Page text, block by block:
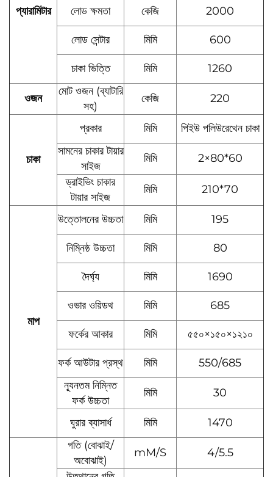
প্যারামিটার লোড ক্ষমতা কেজি 2000
লোড সেন্টার মিমি 600
চাকা ভিত্তি মিমি 1260
ওজন
মোট ওজন (ব্যাটারি
সহ)
কেজি 220
চাকা
প্রকার মিমি
পিইউ পলিউরেথেন চাকা
সামনের চাকার টায়ার
সাইজ
মিমি
2×80*60
ড্রাইভিং চাকার
টায়ার সাইজ
মিমি 210*70
মাপ
উত্তোলনের উচ্চতা মিমি 195
নিম্নিষ্ঠ উচ্চতা মিমি 80
দৈর্ঘ্য মিমি 1690
ওভার ওয়িডথ মিমি 685
ফর্কের আকার মিমি ৫৫০×১৫০×১২১০
ফর্ক আউটার প্রস্থ মিমি
550/685
ন্যূনতম নিম্নিত
ফর্ক উচ্চতা
মিমি 30
ঘুরার ব্যাসার্ধ মিমি
1470
গতি (বোঝাই/
অবোঝাই)
mM/S
4/5.5